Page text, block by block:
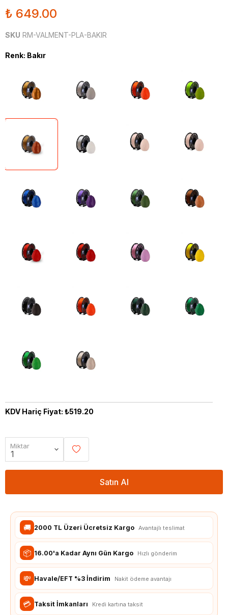
₺ 649.00
SKU RM-VALMENT-PLA-BAKIR
Renk: Bakır
KDV Hariç Fiyat: ₺519.20
Miktar
Satın Al
🚚 2000 TL Üzeri Ücretsiz Kargo Avantajlı teslimat
📦 16.00'a Kadar Aynı Gün Kargo Hızlı gönderim
💸 Havale/EFT %3 İndirim Nakit ödeme avantajı
💳 Taksit İmkanları Kredi kartına taksit